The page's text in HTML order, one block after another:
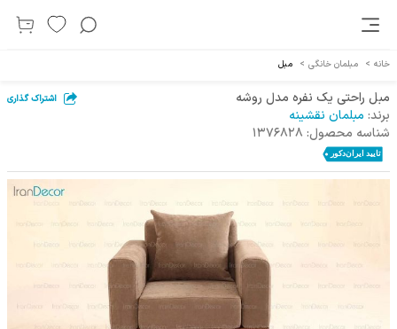
خانه > مبلمان خانگی > مبل
مبل راحتی یک نفره مدل روشه اشتراک گذاری
برند: مبلمان نقشینه
شناسه محصول: 1376828